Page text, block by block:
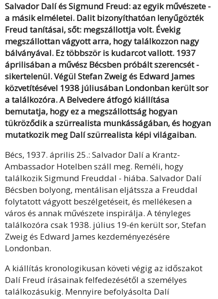
Salvador Dalí és Sigmund Freud: az egyik művészete -
a másik elméletei. Dalit bizonyíthatóan lenyűgözték
Freud tanításai, sőt: megszállottja volt. Évekig
megszállottan vágyott arra, hogy találkozzon nagy
bálványával. Ez többször is kudarcot vallott. 1937
áprilisában a művész Bécsben próbált szerencsét -
sikertelenül. Végül Stefan Zweig és Edward James
közvetítésével 1938 júliusában Londonban került sor
a találkozóra. A Belvedere átfogó kiállítása
bemutatja, hogy ez a megszállottság hogyan
tükröződik a szürrealista munkásságában, és hogyan
mutatkozik meg Dalí szürrealista képi világaiban.
Bécs, 1937. április 25.: Salvador Dalí a Krantz-
Ambassador Hotelben száll meg. Reméli, hogy
találkozik Sigmund Freuddal - hiába. Salvador Dalí
Bécsben bolyong, mentálisan eljátssza a Freuddal
folytatott vágyott beszélgetéseit, és mellékesen a
város és annak művészete inspirálja. A tényleges
találkozóra csak 1938. július 19-én került sor, Stefan
Zweig és Edward James kezdeményezésére
Londonban.
A kiállítás kronologikusan követi végig az időszakot
Dalí Freud írásainak felfedezésétől a személyes
találkozásukig. Mennyire befolyásolta Dalí